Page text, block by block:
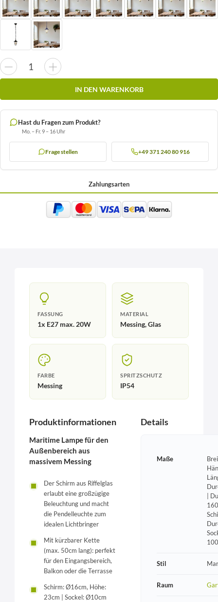
IN DEN WARENKORB
Hast du Fragen zum Produkt?
Mo. – Fr. 9 – 16 Uhr
Frage stellen +49 371 240 80 916
Zahlungsarten
FASSUNG
1x E27 max. 20W
MATERIAL
Messing, Glas
FARBE
Messing
SPRITZSCHUTZ
IP54
Produktinformationen
Maritime Lampe für den
Außenbereich aus
massivem Messing
Der Schirm aus Riffelglas
erlaubt eine großzügige
Beleuchtung und macht
die Pendelleuchte zum
idealen Lichtbringer
Mit kürzbarer Kette
(max. 50cm lang): perfekt
für den Eingangsbereich,
Balkon oder die Terrasse
Schirm: Ø16cm, Höhe:
23cm | Sockel: Ø10cm
Details
Maße
|
Stil
Raum